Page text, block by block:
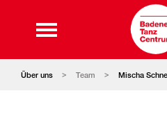
Über uns Team Mischa